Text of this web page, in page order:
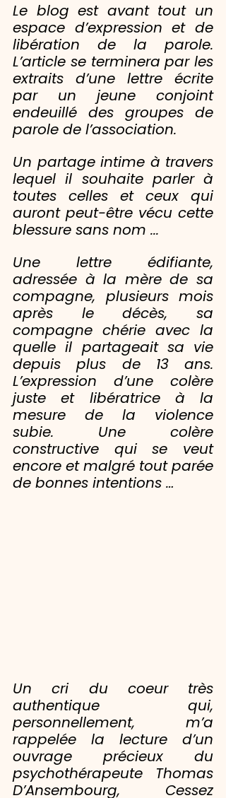
Le blog est avant tout un
espace d’expression et de
libération de la parole.
L’article se terminera par les
extraits d’une lettre écrite
par un jeune conjoint
endeuillé des groupes de
parole de l’association.
Un partage intime à travers
lequel il souhaite parler à
toutes celles et ceux qui
auront peut-être vécu cette
blessure sans nom ...
Une lettre édifiante,
adressée à la mère de sa
compagne, plusieurs mois
après le décès, sa
compagne chérie avec la
quelle il partageait sa vie
depuis plus de 13 ans.
L’expression d’une colère
juste et libératrice à la
mesure de la violence
subie. Une colère
constructive qui se veut
encore et malgré tout parée
de bonnes intentions …
Un cri du coeur très
authentique qui,
personnellement, m’a
rappelée la lecture d’un
ouvrage précieux du
psychothérapeute Thomas
D’Ansembourg, Cessez